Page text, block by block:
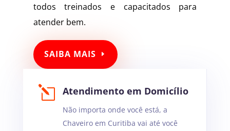
todos treinados e capacitados para
atender bem.
SAIBA MAIS
l Atendimento em Domicílio
Não importa onde você está, a
Chaveiro em Curitiba vai até você